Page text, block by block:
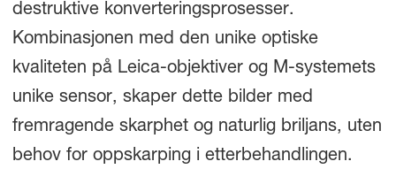
destruktive konverteringsprosesser.
Kombinasjonen med den unike optiske
kvaliteten på Leica-objektiver og M-systemets
unike sensor, skaper dette bilder med
fremragende skarphet og naturlig briljans, uten
behov for oppskarping i etterbehandlingen.